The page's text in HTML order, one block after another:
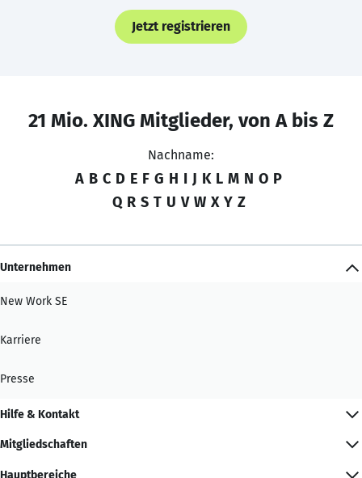
Jetzt registrieren
21 Mio. XING Mitglieder, von A bis Z
Nachname:
A B C D E F G H I J K L M N O P
Q R S T U V W X Y Z
Unternehmen
New Work SE
Karriere
Presse
Hilfe & Kontakt
Mitgliedschaften
Hauptbereiche